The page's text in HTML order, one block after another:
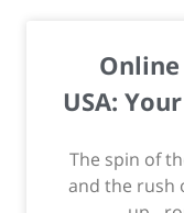
USA:
The spin of
and the rush